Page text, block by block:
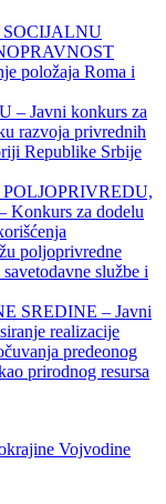
položaja Roma i
Javni konkurs za
razvoja privrednih
Republike Srbije
za dodelu
poljoprivredne
službe i
SREDINE – Javni
realizacije
predeonog
prirodnog resursa
Vojvodine